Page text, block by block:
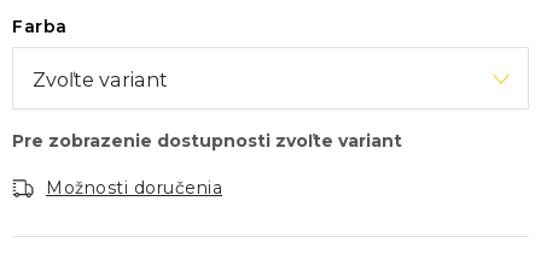
Farba
Možnosti doručenia